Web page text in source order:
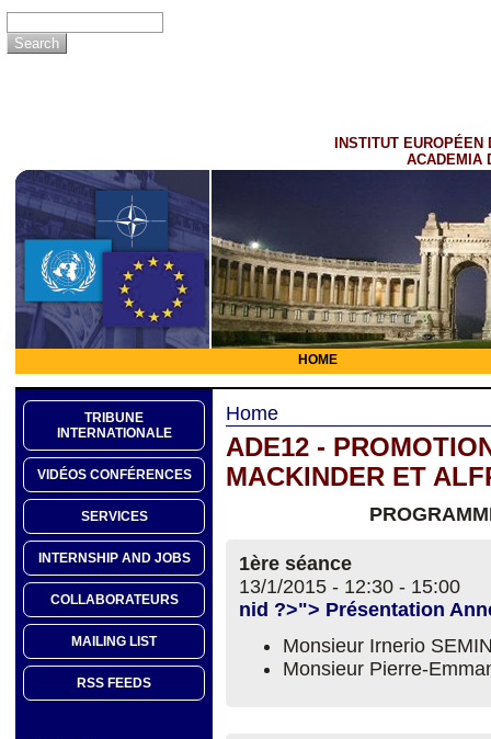
INSTITUT EUROPÉEN
ACADEMIA
HOME
TRIBUNE
INTERNATIONALE
VIDÉOS CONFÉRENCES
SERVICES
INTERNSHIP AND JOBS
COLLABORATEURS
MAILING LIST
RSS FEEDS
Home
ADE12 -
MACKINDER ET
1ère séance
13/1/2015 - 12:30 - 15:00
nid ?>"> Présentation
Monsieur Irnerio
Monsieur Pierre-